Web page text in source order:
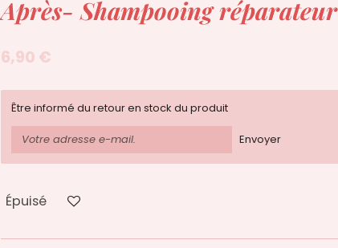
Après- Shampooing réparateur
6,90 €
Être informé du retour en stock du produit
Envoyer
Épuisé